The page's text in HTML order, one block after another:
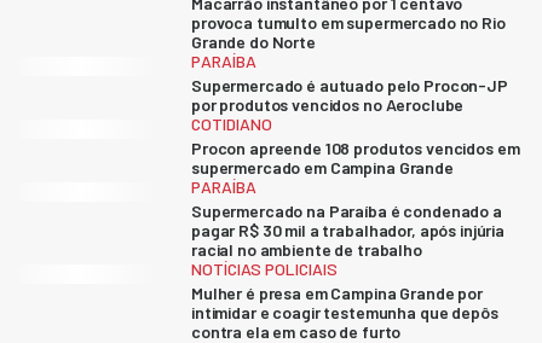
provoca tumulto em supermercado no Rio
Grande do Norte
PARAÍBA
Supermercado é autuado pelo Procon-JP
por produtos vencidos no Aeroclube
COTIDIANO
Procon apreende 108 produtos vencidos em
supermercado em Campina Grande
PARAÍBA
Supermercado na Paraíba é condenado a
pagar R$ 30 mil a trabalhador, após injúria
racial no ambiente de trabalho
NOTÍCIAS POLICIAIS
Mulher é presa em Campina Grande por
intimidar e coagir testemunha que depôs
contra ela em caso de furto